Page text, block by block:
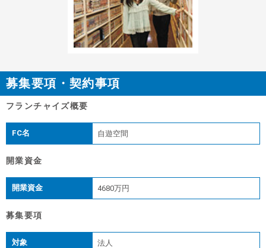
募集要項・契約事項
フランチャイズ概要
FC名 自遊空間
開業資金
開業資金 4680万円
募集要項
対象 法人